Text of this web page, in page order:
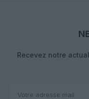
Recevez notre